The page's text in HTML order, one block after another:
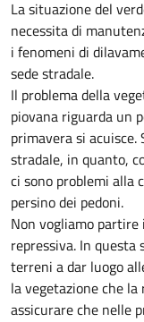
La situazione del
necessita di
i fenomeni di
sede stradale.
Il problema della
piovana riguarda un
primavera si
stradale, in quanto,
ci sono problemi alla
persino dei pedoni.
Non vogliamo
repressiva. In
terreni a dar luogo
la vegetazione che la
assicurare che nelle